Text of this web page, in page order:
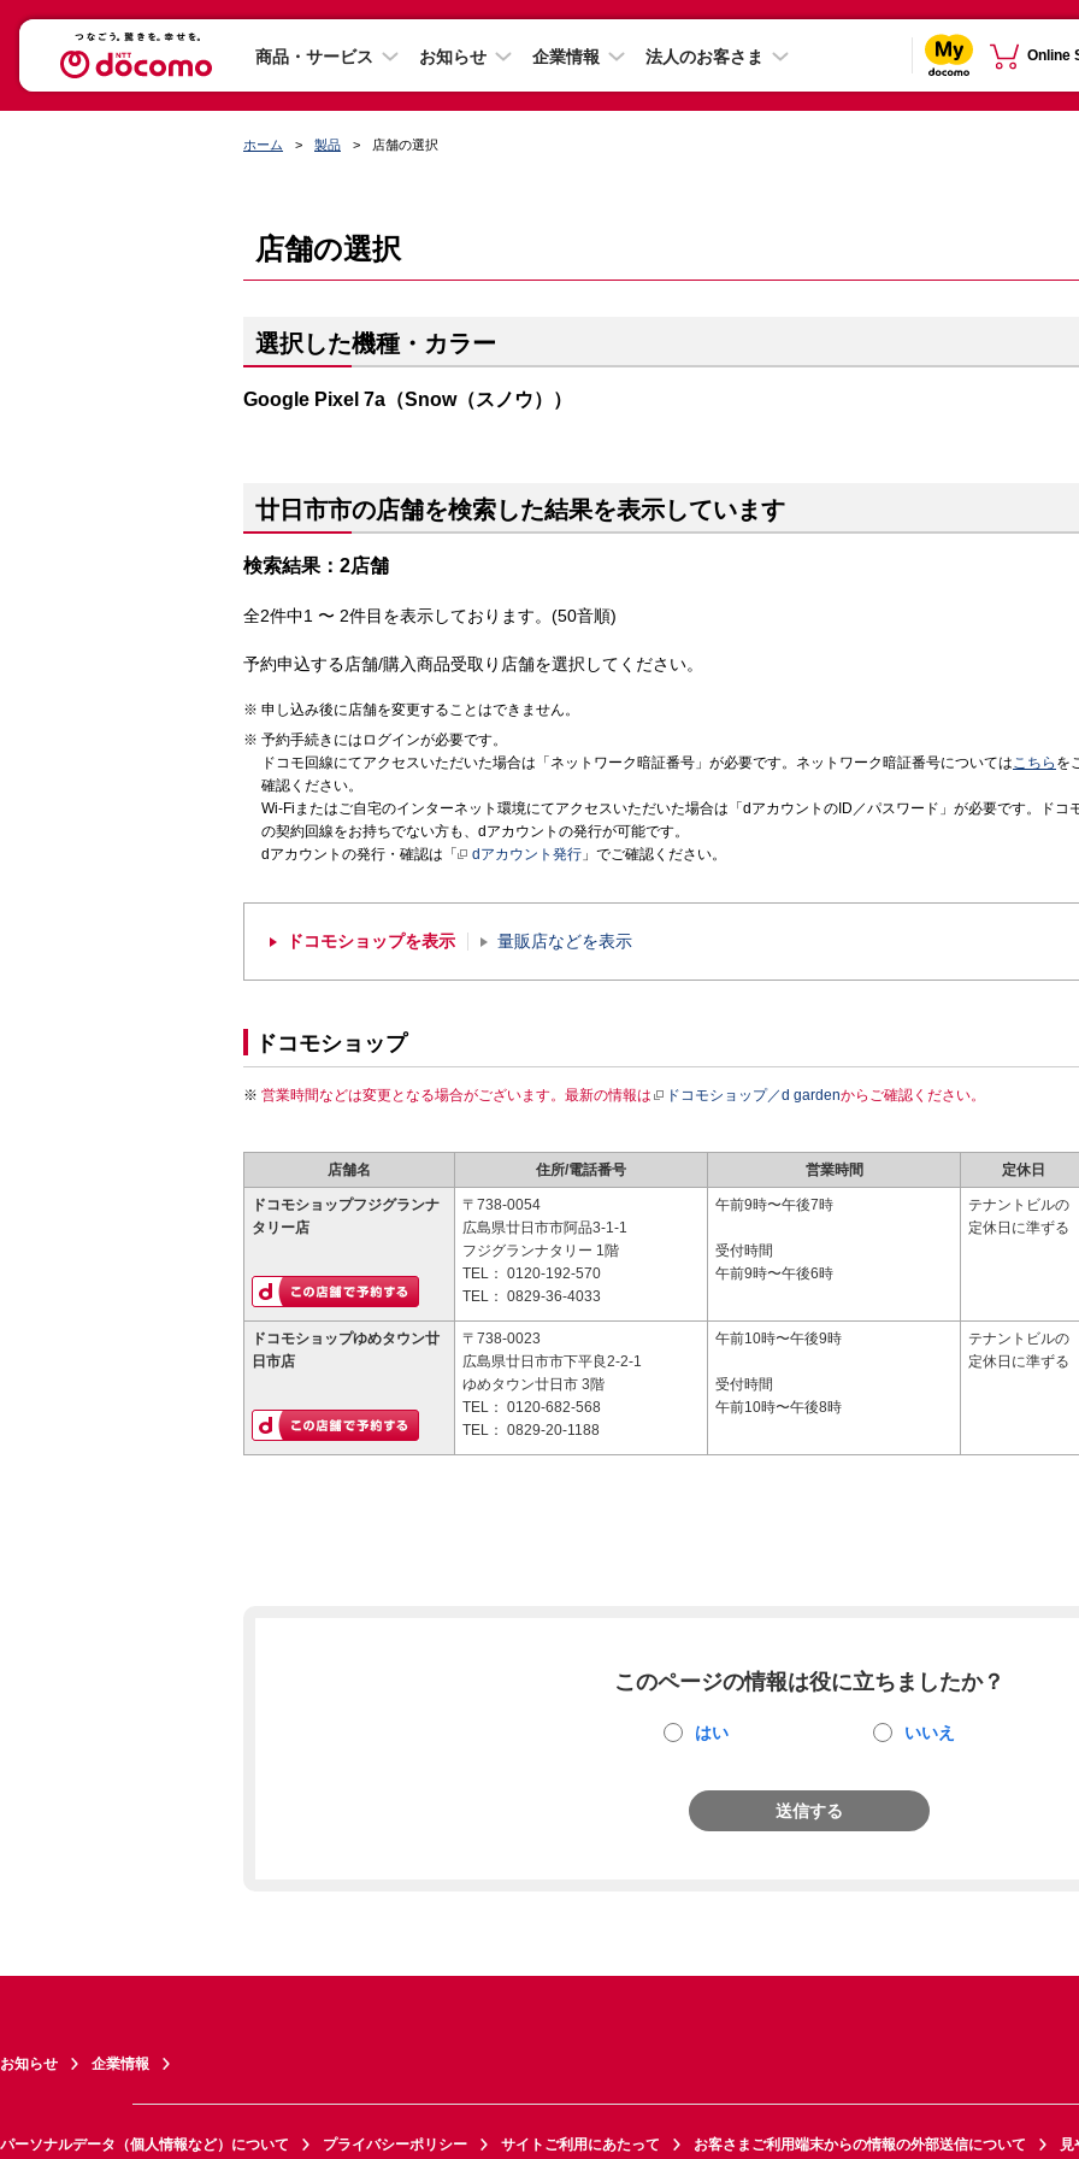
商品・サービス お知らせ 企業情報 法人のお客さま Online
ホーム 製品 店舗の選択
店舗の選択
選択した機種・カラー
Google Pixel 7a（Snow（スノウ））
廿日市市の店舗を検索した結果を表示しています
検索結果：2店舗
全2件中1 〜 2件目を表示しております。(50音順)
予約申込する店舗/購入商品受取り店舗を選択してください。
申し込み後に店舗を変更することはできません。
予約手続きにはログインが必要です。
ドコモ回線にてアクセスいただいた場合は「ネットワーク暗証番号」が必要です。ネットワーク暗証番号についてはこちら を
確認ください。
Wi-Fiまたはご自宅のインターネット環境にてアクセスいただいた場合は「dアカウントのID／パスワード」が必要です。ドコ
の契約回線をお持ちでない方も、dアカウントの発行が可能です。
dアカウントの発行・確認は「
dアカウント発行 」でご確認ください。
ドコモショップを表示 量販店などを表示
ドコモショップ
営業時間などは変更となる場合がございます。最新の情報は ドコモショップ／d gardenからご確認ください。
店舗名 住所/電話番号 営業時間 定休日
ドコモショップフジグランナ
タリー店
〒738-0054
広島県廿日市市阿品3-1-1
フジグランナタリー 1階
TEL： 0120-192-570
TEL： 0829-36-4033
午前9時〜午後7時
受付時間
午前9時〜午後6時
テナントビルの
定休日に準ずる
ドコモショップゆめタウン廿
日市店
〒738-0023
広島県廿日市市下平良2-2-1
ゆめタウン廿日市 3階
TEL： 0120-682-568
TEL： 0829-20-1188
午前10時〜午後9時
受付時間
午前10時〜午後8時
テナントビルの
定休日に準ずる
このページの情報は役に立ちましたか？
はい いいえ
送信する
お知らせ 企業情報
パーソナルデータ（個人情報など）について プライバシーポリシー サイトご利用にあたって お客さまご利用端末からの情報の外部送信について 見